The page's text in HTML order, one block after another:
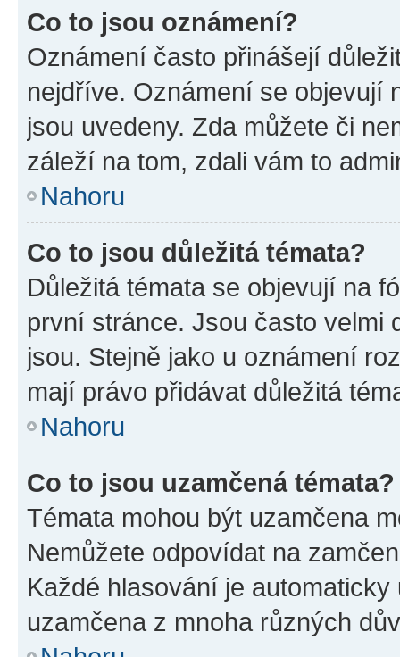
Co to jsou oznámení?
Oznámení často přinášejí
nejdříve. Oznámení se objevují
jsou uvedeny. Zda můžete či
záleží na tom, zdali vám to
Nahoru
Co to jsou důležitá témata?
Důležitá témata se objevují na
první stránce. Jsou často velmi
jsou. Stejně jako u oznámení
mají právo přidávat důležitá
Nahoru
Co to jsou uzamčená témata?
Témata mohou být uzamčena
Nemůžete odpovídat na
Každé hlasování je
uzamčena z mnoha různých